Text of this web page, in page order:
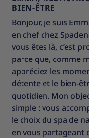
BIEN-ÊTRE
Bonjour, je suis
en chef chez
vous êtes là, c’est
parce que, comme
appréciez les
détente et le bien-
quotidien. Mon
simple : vous
le choix du spa de
en vous partageant